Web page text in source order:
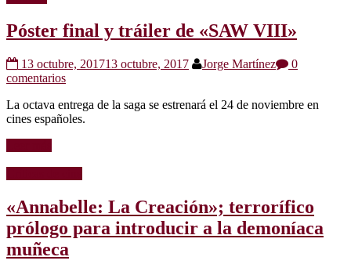
Póster final y tráiler de «SAW VIII»
13 octubre, 201713 octubre, 2017 Jorge Martínez
0
comentarios
La octava entrega de la saga se estrenará el 24 de noviembre en
cines españoles.
«Annabelle: La Creación»; terrorífico
prólogo para introducir a la demoníaca
muñeca